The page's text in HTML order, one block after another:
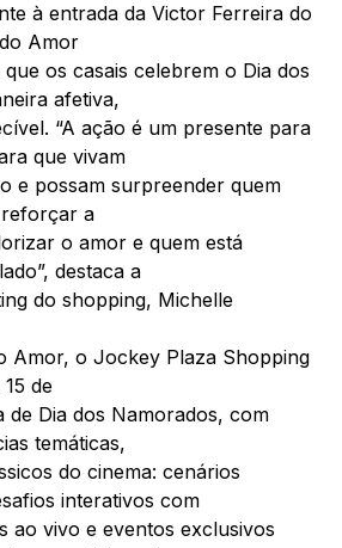
à entrada da Victor Ferreira do
Amor
os casais celebrem o Dia dos
afetiva,
“A ação é um presente para
que vivam
e possam surpreender quem
reforçar a
o amor e quem está
destaca a
do shopping, Michelle
Amor, o Jockey Plaza Shopping
de
de Dia dos Namorados, com
temáticas,
do cinema: cenários
interativos com
ao vivo e eventos exclusivos